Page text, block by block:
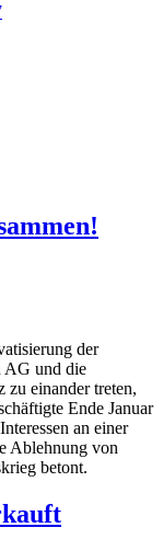
der
AG und die
zu einander treten,
Ende Januar
an einer
Ablehnung von
betont.